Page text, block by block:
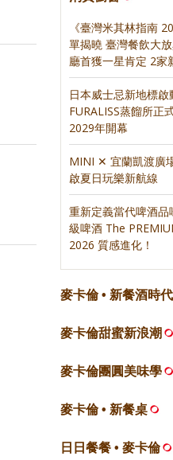
《臺灣米其林指南
單揭曉 臺灣餐飲大
廳首獲一星肯定 2家
日本威士忌新地標
FURALISS蒸餾所正
2029年開幕
MINI ✕ 宜蘭凱渡廣
啟夏日玩樂新航線
重新定義當代啤酒品
級啤酒 The
2026 質感進化！
麥卡倫 • 新餐酒時代
麥卡倫甜蜜新浪潮
麥卡倫團圓美味學
麥卡倫 • 新餐桌
日日餐餐 • 麥卡倫